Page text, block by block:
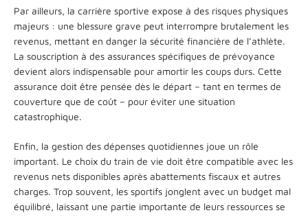
Par ailleurs, la carrière sportive expose à des risques physiques
majeurs : une blessure grave peut interrompre brutalement les
revenus, mettant en danger la sécurité financière de l’athlète.
La souscription à des assurances spécifiques de prévoyance
devient alors indispensable pour amortir les coups durs. Cette
assurance doit être pensée dès le départ – tant en termes de
couverture que de coût – pour éviter une situation
catastrophique.
Enfin, la gestion des dépenses quotidiennes joue un rôle
important. Le choix du train de vie doit être compatible avec les
revenus nets disponibles après abattements fiscaux et autres
charges. Trop souvent, les sportifs jonglent avec un budget mal
équilibré, laissant une partie importante de leurs ressources se